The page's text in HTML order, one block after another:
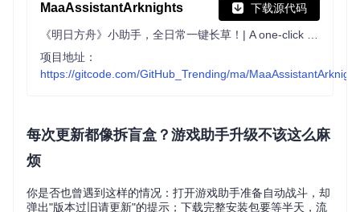
MaaAssistantArknights 下载源代码
项目地址：
https://gitcode.com/GitHub_Trending/ma/
每次更新都像拆盲盒？游戏助手升级不该这么麻
烦
你是否也曾遇到这样的情况：打开游戏助手准备自动战斗，却
弹出"版本过旧请更新"的提示；下载完整安装包要等半天，流